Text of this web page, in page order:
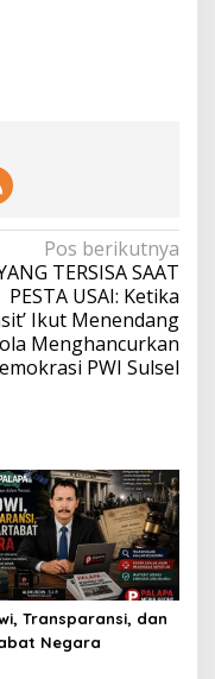
Pos berikutnya
TERSISA SAAT
PESTA USAI: Ketika
Ikut Menendang
Menghancurkan
PWI Sulsel
Transparansi, dan
Negara